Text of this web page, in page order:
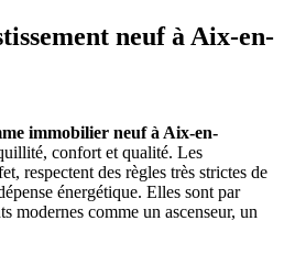
neuf à Aix-en-
immobilier neuf à Aix-en-
confort et qualité. Les
respectent des règles très strictes de
énergétique. Elles sont par
modernes comme un ascenseur, un